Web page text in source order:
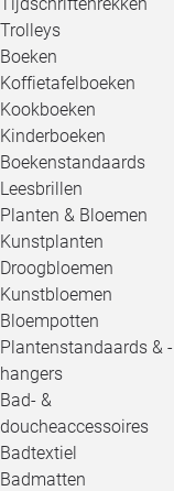
Trolleys
Boeken
Koffietafelboeken
Kookboeken
Kinderboeken
Boekenstandaards
Leesbrillen
Planten & Bloemen
Kunstplanten
Droogbloemen
Kunstbloemen
Bloempotten
Plantenstandaards & -
hangers
Bad- &
doucheaccessoires
Badtextiel
Badmatten